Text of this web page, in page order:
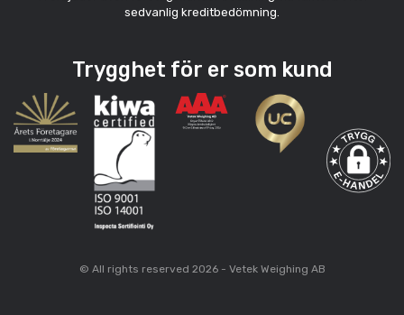
sedvanlig kreditbedömning.
Trygghet för er som kund
© All rights reserved 2026 - Vetek Weighing AB